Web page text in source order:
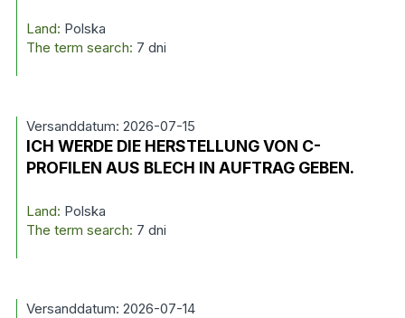
Land: Polska
The term search: 7 dni
Versanddatum: 2026-07-15
ICH WERDE DIE HERSTELLUNG VON C-
PROFILEN AUS BLECH IN AUFTRAG GEBEN.
Land: Polska
The term search: 7 dni
Versanddatum: 2026-07-14